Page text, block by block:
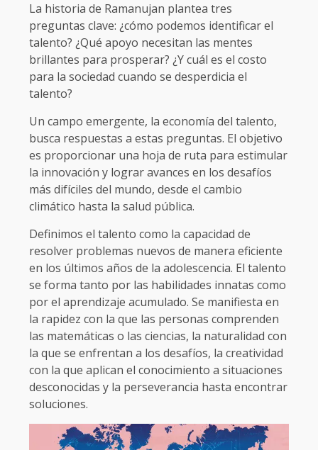
La historia de Ramanujan plantea tres
preguntas clave: ¿cómo podemos identificar el
talento? ¿Qué apoyo necesitan las mentes
brillantes para prosperar? ¿Y cuál es el costo
para la sociedad cuando se desperdicia el
talento?
Un campo emergente, la economía del talento,
busca respuestas a estas preguntas. El objetivo
es proporcionar una hoja de ruta para estimular
la innovación y lograr avances en los desafíos
más difíciles del mundo, desde el cambio
climático hasta la salud pública.
Definimos el talento como la capacidad de
resolver problemas nuevos de manera eficiente
en los últimos años de la adolescencia. El talento
se forma tanto por las habilidades innatas como
por el aprendizaje acumulado. Se manifiesta en
la rapidez con la que las personas comprenden
las matemáticas o las ciencias, la naturalidad con
la que se enfrentan a los desafíos, la creatividad
con la que aplican el conocimiento a situaciones
desconocidas y la perseverancia hasta encontrar
soluciones.